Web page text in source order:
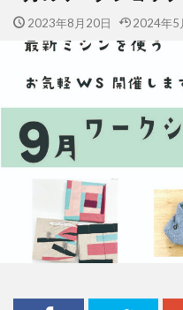
2023年8月20日 2024年5